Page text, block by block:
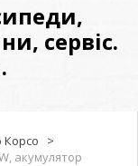
сервіс.
Корсо
>
акумулятор